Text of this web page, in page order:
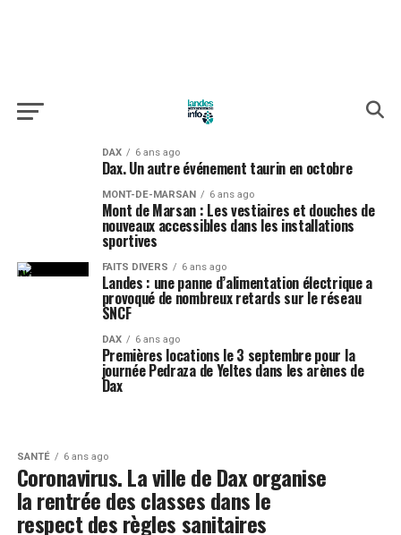
DAX 6 ans ago
Dax. Un autre événement taurin en octobre
MONT-DE-MARSAN 6 ans ago
Mont de Marsan : Les vestiaires et douches de
nouveaux accessibles dans les installations
sportives
FAITS DIVERS 6 ans ago
Landes : une panne d’alimentation électrique a
provoqué de nombreux retards sur le réseau
SNCF
DAX 6 ans ago
Premières locations le 3 septembre pour la
journée Pedraza de Yeltes dans les arènes de
Dax
SANTÉ 6 ans ago
Coronavirus. La ville de Dax organise
la rentrée des classes dans le
respect des règles sanitaires